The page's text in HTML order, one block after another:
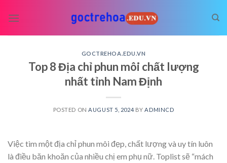
GOCTREHOA.EDU.VN
Top 8 Địa chỉ phun môi chất lượng
nhất tỉnh Nam Định
POSTED ON AUGUST 5, 2024 BY ADMINCD
Việc tìm một địa chỉ phun môi đẹp, chất lượng và uy tín luôn
là điều băn khoăn của nhiều chị em phụ nữ. Toplist sẽ “mách